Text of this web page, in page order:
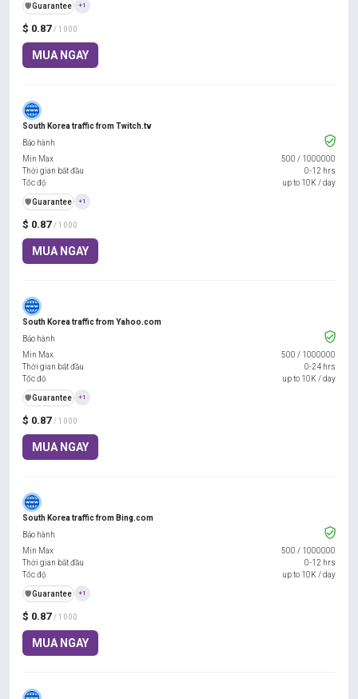
$ 0.87 / 1000
MUA NGAY
️🛡️Guarantee +1
South Korea traffic from Twitch.tv
$ 0.87 / 1000
MUA NGAY
Bảo hành
Min Max
500 / 1000000
Thời gian bắt đầu
0-12 hrs
Tốc độ
up to 10K / day
️🛡️Guarantee +1
South Korea traffic from Yahoo.com
$ 0.87 / 1000
MUA NGAY
Bảo hành
Min Max
500 / 1000000
Thời gian bắt đầu
0-24 hrs
Tốc độ
up to 10K / day
️🛡️Guarantee +1
South Korea traffic from Bing.com
$ 0.87 / 1000
MUA NGAY
Bảo hành
Min Max
500 / 1000000
Thời gian bắt đầu
0-12 hrs
Tốc độ
up to 10K / day
️🛡️Guarantee +1